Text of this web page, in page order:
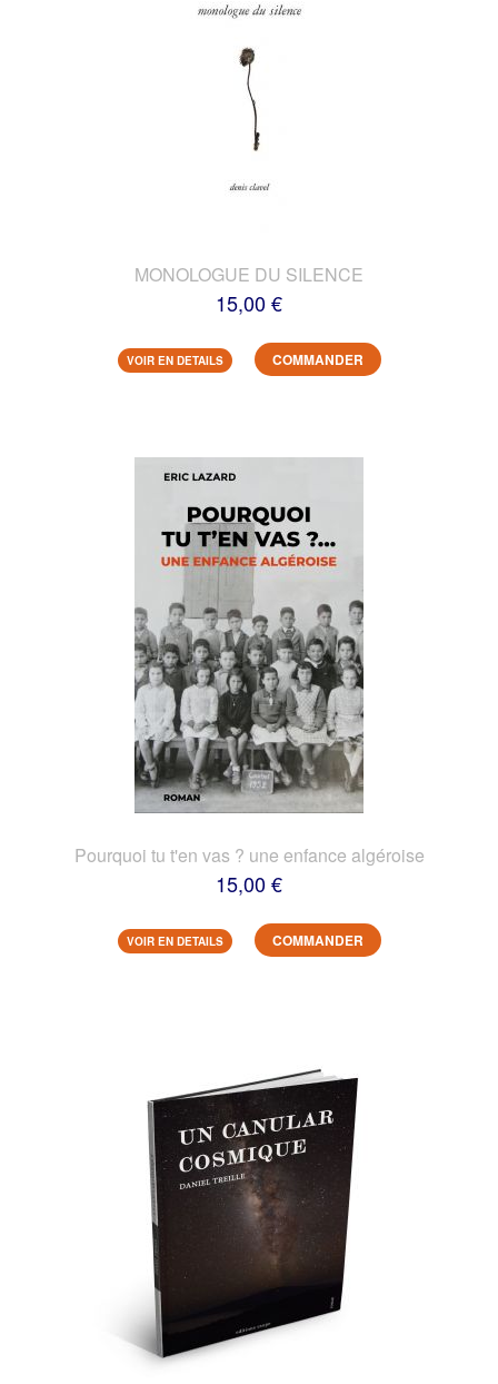
MONOLOGUE DU SILENCE
15,00 €
VOIR EN DETAILS COMMANDER
Pourquoi tu t'en vas ? une enfance algéroise
15,00 €
VOIR EN DETAILS COMMANDER